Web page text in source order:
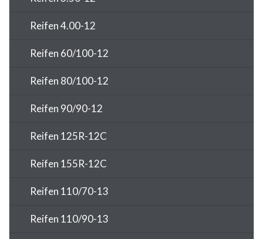
Reifen 4.00-12
Reifen 60/100-12
Reifen 80/100-12
Reifen 90/90-12
Reifen 125R-12C
Reifen 155R-12C
Reifen 110/70-13
Reifen 110/90-13